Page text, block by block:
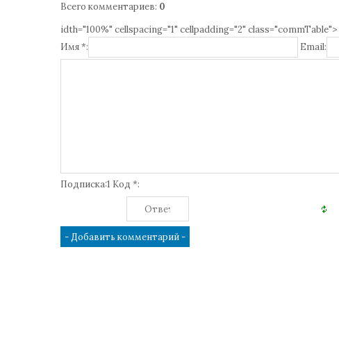
Всего комментариев: 0
idth="100%" cellspacing="1" cellpadding="2" class="commTable">
Имя *:
Email:
Подписка:1 Код *: